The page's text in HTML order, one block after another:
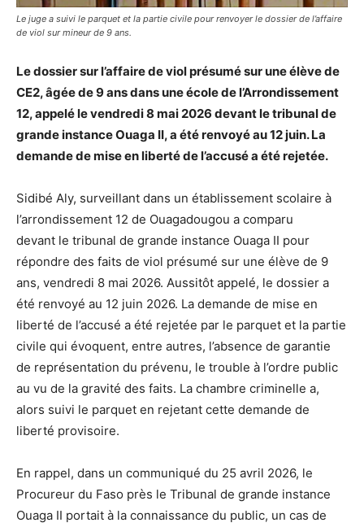
Le juge a suivi le parquet et la partie civile pour renvoyer le dossier de l’affaire
de viol sur mineur de 9 ans.
Le dossier sur l’affaire de viol présumé sur une élève de
CE2, âgée de 9 ans dans une école de l’Arrondissement
12, appelé le vendredi 8 mai 2026 devant le tribunal de
grande instance Ouaga II, a été renvoyé au 12 juin. La
demande de mise en liberté de l’accusé a été rejetée.
Sidibé Aly, surveillant dans un établissement scolaire à
l’arrondissement 12 de Ouagadougou a comparu
devant le tribunal de grande instance Ouaga II pour
répondre des faits de viol présumé sur une élève de 9
ans, vendredi 8 mai 2026. Aussitôt appelé, le dossier a
été renvoyé au 12 juin 2026. La demande de mise en
liberté de l’accusé a été rejetée par le parquet et la partie
civile qui évoquent, entre autres, l’absence de garantie
de représentation du prévenu, le trouble à l’ordre public
au vu de la gravité des faits. La chambre criminelle a,
alors suivi le parquet en rejetant cette demande de
liberté provisoire.
En rappel, dans un communiqué du 25 avril 2026, le
Procureur du Faso près le Tribunal de grande instance
Ouaga II portait à la connaissance du public, un cas de